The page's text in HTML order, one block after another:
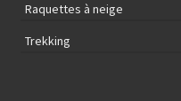
Raquettes à neige
Trekking